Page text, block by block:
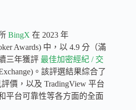
BingX 在 2023 年
Awards) 中，以 4.9 分（滿
三年獲評 最佳加密經紀 / 交
。該評選結果綜合了
價，以及 TradingView 平台
平台可靠性等各方面的全面